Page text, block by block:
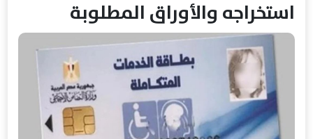
استخراجه والأوراق المطلوبة